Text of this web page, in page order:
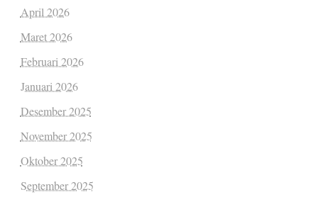
April 2026
Maret 2026
Februari 2026
Januari 2026
Desember 2025
November 2025
Oktober 2025
September 2025